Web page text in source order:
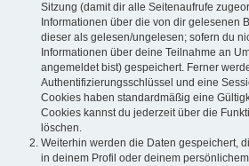
Sitzung (damit dir alle Seitenaufrufe
Informationen über die von dir gelesenen
dieser als gelesen/ungelesen; sofern du
Informationen über deine Teilnahme an
angemeldet bist) gespeichert. Ferner
Authentifizierungsschlüssel und eine
Cookies haben standardmäßig eine
Cookies kannst du jederzeit über die
löschen.
Weiterhin werden die Daten gespeichert,
in deinem Profil oder deinem